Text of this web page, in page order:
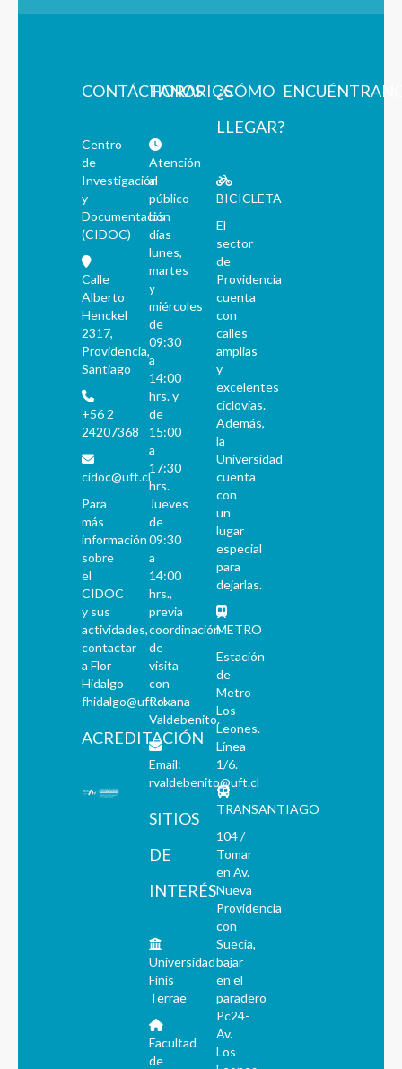
CONTÁCTANOS
Centro
de
Investigación
y
Documentación
(CIDOC)
Calle
Alberto
Henckel
2317,
Providencia,
Santiago
+56 2
24207368
cidoc@uft.cl
Para
más
información
sobre
el
CIDOC
y sus
actividades,
contactar
a Flor
Hidalgo
fhidalgo@uft.cl
ACREDITACIÓN
HORARIOS
Atención
al
público
los
días
lunes,
martes
y
miércoles
de
09:30
a
14:00
hrs. y
de
15:00
a
17:30
hrs.
Jueves
de
09:30
a
14:00
hrs.,
previa
coordinación
de
visita
con
Roxana
Valdebenito.
Email:
rvaldebenito@uft.cl
SITIOS
DE
INTERÉS
Universidad
Finis
Terrae
Facultad
de
¿CÓMO
LLEGAR?
BICICLETA
El
sector
de
Providencia
cuenta
con
calles
amplias
y
excelentes
ciclovías.
Además,
la
Universidad
cuenta
con
un
lugar
especial
para
dejarlas.
METRO
Estación
de
Metro
Los
Leones.
Línea
1/6.
TRANSANTIAGO
104 /
Tomar
en Av.
Nueva
Providencia
con
Suecia,
bajar
en el
paradero
Pc24-
Av.
Los